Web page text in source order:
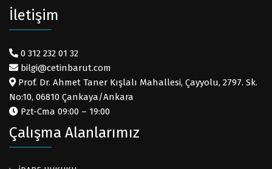
İletişim
0 312 232 01 32
bilgi@cetinbarut.com
Prof. Dr. Ahmet Taner Kışlalı Mahallesi, Çayyolu, 2797. Sk.
No:10, 06810 Çankaya/Ankara
Pzt-Cma 09:00 – 19:00
Çalışma Alanlarımız